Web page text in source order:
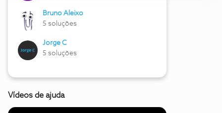
Bruno Aleixo
5 soluções
Jorge C
5 soluções
Vídeos de ajuda